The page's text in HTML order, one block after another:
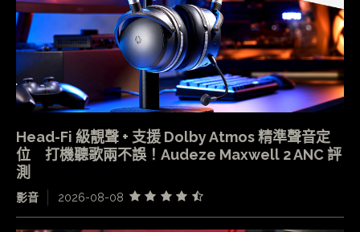
Head-Fi 級靚聲 + 支援 Dolby Atmos 精準聲音定
位 打機聽歌兩不誤！Audeze Maxwell 2 ANC 評
測
影音 2026-08-08